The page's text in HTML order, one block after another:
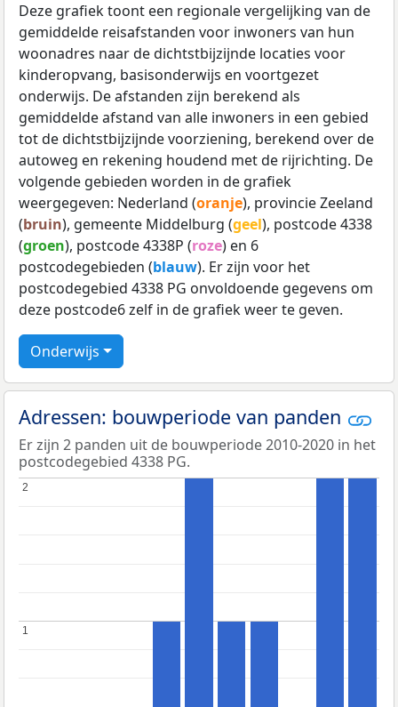
Deze grafiek toont een regionale vergelijking van de
gemiddelde reisafstanden voor inwoners van hun
woonadres naar de dichtstbijzijnde locaties voor
kinderopvang, basisonderwijs en voortgezet
onderwijs. De afstanden zijn berekend als
gemiddelde afstand van alle inwoners in een gebied
tot de dichtstbijzijnde voorziening, berekend over de
autoweg en rekening houdend met de rijrichting. De
volgende gebieden worden in de grafiek
weergegeven: Nederland (oranje), provincie Zeeland
(bruin), gemeente Middelburg (geel), postcode 4338
(groen), postcode 4338P (roze) en 6
postcodegebieden (blauw). Er zijn voor het
postcodegebied 4338 PG onvoldoende gegevens om
deze postcode6 zelf in de grafiek weer te geven.
Onderwijs
Adressen: bouwperiode van panden
Er zijn 2 panden uit de bouwperiode 2010-2020 in het
postcodegebied 4338 PG.
11
2
2